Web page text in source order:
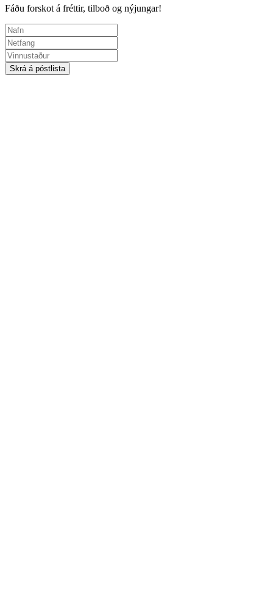
Fáðu forskot á fréttir, tilboð og nýjungar!
Skrá á póstlista